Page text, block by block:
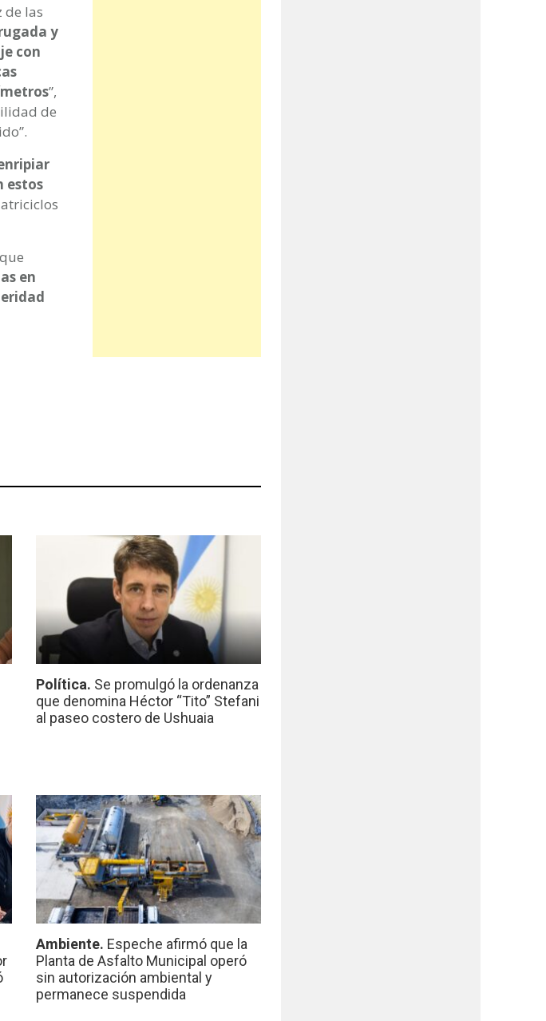
de las
y
con
”,
de
estos
en
Política. Se promulgó la ordenanza
que denomina Héctor “Tito” Stefani
al paseo costero de Ushuaia
Ambiente. Espeche afirmó que la
Planta de Asfalto Municipal operó
sin autorización ambiental y
permanece suspendida